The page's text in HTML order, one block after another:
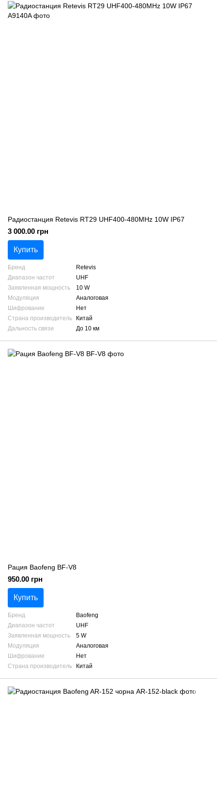
Радиостанция Retevis RT29 UHF400-480MHz 10W IP67
3 000.00 грн
Купить
Бренд
Retevis
Диапазон частот
UHF
Заявленная мощность
10 W
Модуляция
Аналоговая
Шифрование
Нет
Страна производитель
Китай
Дальность связи
До 10 км
Рация Baofeng BF-V8
950.00 грн
Купить
Бренд
Baofeng
Диапазон частот
UHF
Заявленная мощность
5 W
Модуляция
Аналоговая
Шифрование
Нет
Страна производитель
Китай